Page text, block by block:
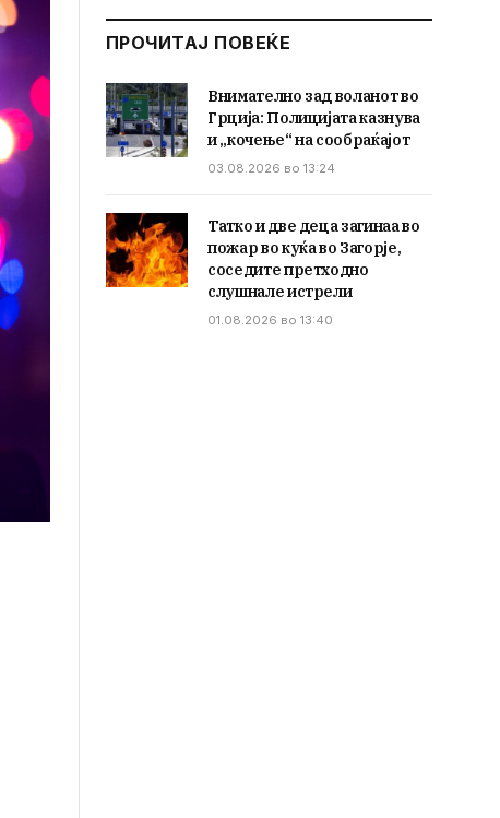
ПРОЧИТАЈ ПОВЕЌЕ
Внимателно зад воланот во
Грција: Полицијата казнува
и „кочење“ на сообраќајот
03.08.2026 во 13:24
Татко и две деца загинаа во
пожар во куќа во Загорје,
соседите претходно
слушнале истрели
01.08.2026 во 13:40